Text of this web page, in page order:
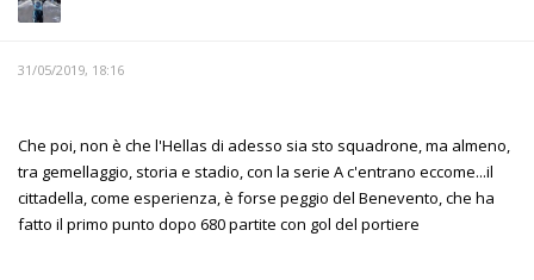
31/05/2019, 18:16
Che poi, non è che l'Hellas di adesso sia sto squadrone, ma almeno,
tra gemellaggio, storia e stadio, con la serie A c'entrano eccome...il
cittadella, come esperienza, è forse peggio del Benevento, che ha
fatto il primo punto dopo 680 partite con gol del portiere